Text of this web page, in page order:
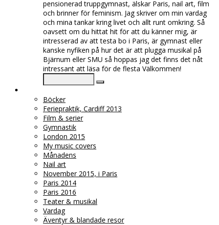
pensionerad truppgymnast, älskar Paris, nail art, film
och brinner för feminism. Jag skriver om min vardag
och mina tankar kring livet och allt runt omkring. Så
oavsett om du hittat hit för att du känner mig, är
intresserad av att testa bo i Paris, är gymnast eller
kanske nyfiken på hur det är att plugga musikal på
Bjärnum eller SMU så hoppas jag det finns det nåt
intressant att läsa för de flesta Välkommen!
Böcker
Feriepraktik, Cardiff 2013
Film & serier
Gymnastik
London 2015
My music covers
Månadens
Nail art
November 2015, i Paris
Paris 2014
Paris 2016
Teater & musikal
Vardag
Äventyr & blandade resor